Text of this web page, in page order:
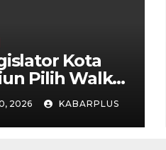
Kota
Pilih Walk
Paripurna
2026 KABARPLUS